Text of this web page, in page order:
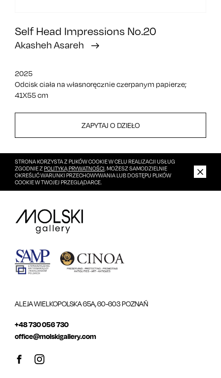
Self Head Impressions No.20
Akasheh Asareh
2025
Odcisk ciała na własnoręcznie czerpanym papierze;
41X55 cm
ZAPYTAJ O DZIEŁO
STRONA KORZYSTA Z PLIKÓW COOKIE W CELU REALIZACJI USŁUG
ZGODNIE ZPOLITYKĄ PRYWATNOŚCI. MOŻESZ SAMODZIELNIE
OKREŚLIĆ WARUNKI PRZECHOWYWANIA LUB DOSTĘPU PLIKÓW
COOKIE W TWOJEJ PRZEGLĄDARCE.
ALEJA WIELKOPOLSKA 65A, 60-603 POZNAŃ
+48 730 056 730
office@molskigallery.com